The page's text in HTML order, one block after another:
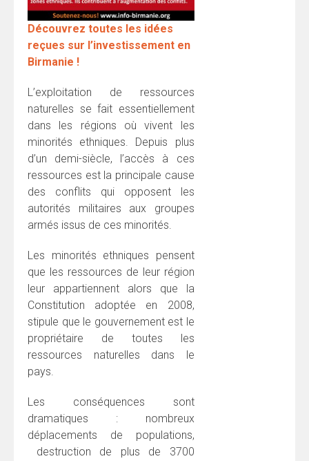
Découvrez toutes les idées
reçues sur l’investissement en
Birmanie !
L’exploitation de ressources
naturelles se fait essentiellement
dans les régions où vivent les
minorités ethniques. Depuis plus
d’un demi-siècle, l’accès à ces
ressources est la principale cause
des conflits qui opposent les
autorités militaires aux groupes
armés issus de ces minorités.
Les minorités ethniques pensent
que les ressources de leur région
leur appartiennent alors que la
Constitution adoptée en 2008,
stipule que le gouvernement est le
propriétaire de toutes les
ressources naturelles dans le
pays.
Les conséquences sont
dramatiques : nombreux
déplacements de populations,
destruction de plus de 3700